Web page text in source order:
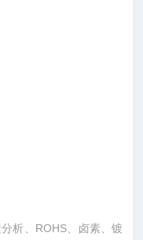
析、ROHS、卤素、镀